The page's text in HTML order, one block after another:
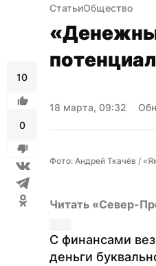
10
0
СтатьиОбщество
18 марта, 09:32
Фото: Андрей Ткачёв /
Читать «Север-
С финансами
деньги